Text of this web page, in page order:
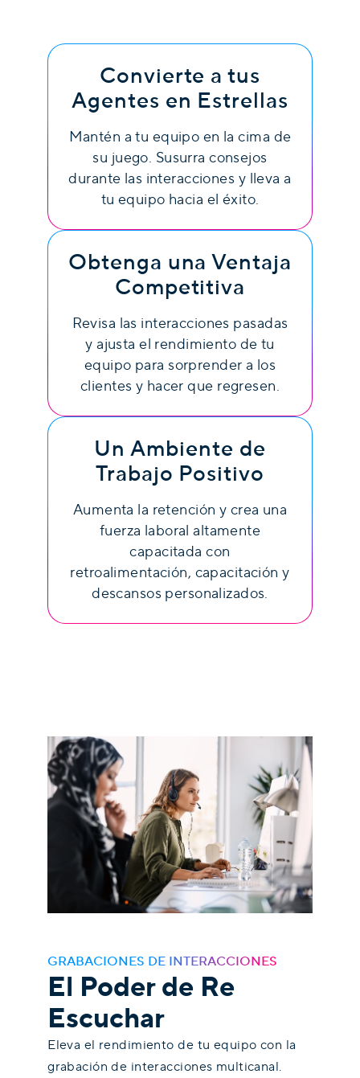
Convierte a tus
Agentes en Estrellas
Mantén a tu equipo en la cima de
su juego. Susurra consejos
durante las interacciones y lleva a
tu equipo hacia el éxito.
Obtenga una Ventaja
Competitiva
Revisa las interacciones pasadas
y ajusta el rendimiento de tu
equipo para sorprender a los
clientes y hacer que regresen.
Un Ambiente de
Trabajo Positivo
Aumenta la retención y crea una
fuerza laboral altamente
capacitada con
retroalimentación, capacitación y
descansos personalizados.
GRABACIONES DE INTERACCIONES
El Poder de Re
Escuchar
Eleva el rendimiento de tu equipo con la
grabación de interacciones multicanal.